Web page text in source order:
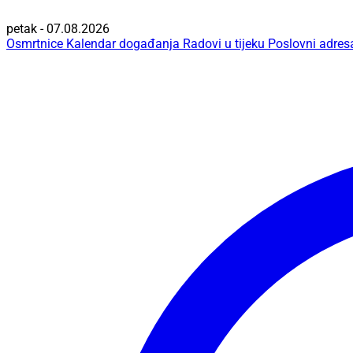
petak - 07.08.2026
Osmrtnice Kalendar događanja Radovi u tijeku Poslovni